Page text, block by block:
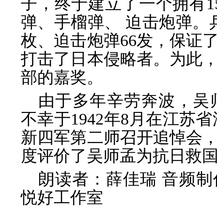
子，终于建立了一个拥有
弹、手榴弹、 迫击炮弹。
枚、迫击炮弹66发，保证
打击了日本侵略者。为此
部的嘉奖。
由于多年辛劳奔波，
不幸于1942年8月在江苏
新四军第二师召开追悼会
度评价了吴师孟为抗日救
朗读者：薛佳瑞 音频
悦好工作室